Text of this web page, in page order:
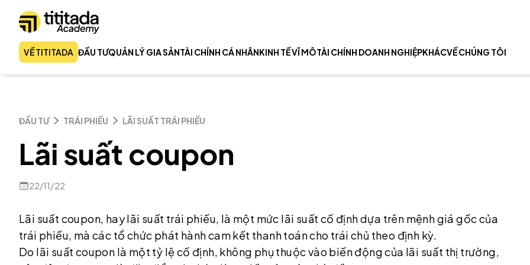
VỀ TITITADA ĐẦU TƯQUẢN LÝ GIA SẢNTÀI CHÍNH CÁ NHÂNKINH TẾ VĨ MÔTÀI CHÍNH DOANH NGHIỆPKHÁCVỀ CHÚNG TÔI
ĐẦU TƯ TRÁI PHIẾU LÃI SUẤT TRÁI PHIẾU
Lãi suất coupon
22/11/22
Lãi suất coupon, hay lãi suất trái phiếu, là một mức lãi suất cố định dựa trên mệnh giá gốc của
trái phiếu, mà các tổ chức phát hành cam kết thanh toán cho trái chủ theo định kỳ.
Do lãi suất coupon là một tỷ lệ cố định, không phụ thuộc vào biến động của lãi suất thị trường,